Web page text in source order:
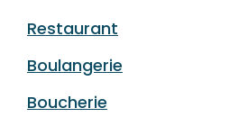
Restaurant
Boulangerie
Boucherie